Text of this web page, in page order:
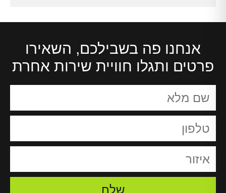
אנחנו פה בשבילכם, השאירו
פרטים ותגלו חוויית שירות אחרת